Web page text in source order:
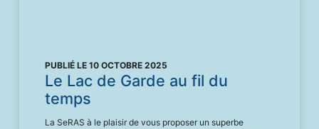
PUBLIÉ LE 10 OCTOBRE 2025
Le Lac de Garde au fil du
temps
La SeRAS à le plaisir de vous proposer un superbe